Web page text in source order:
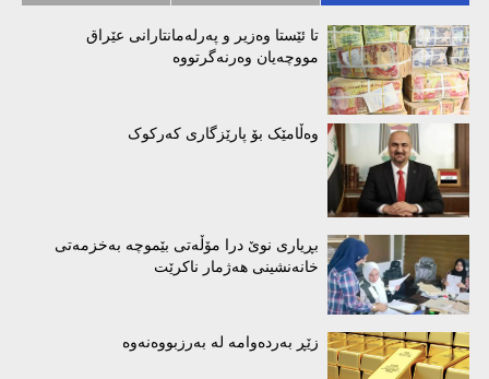
تا ئێستا وەزیر و پەرلەمانتارانی عێراق
مووچەیان وەرنەگرتووە
وەڵامێک بۆ پارێزگاری کەرکوک
بڕیاری نوێ درا مۆڵەتی بێموچە بەخزمەتی
خانەنشینی هەژمار ناکرێت
زێڕ بەردەوامە لە بەرزبووەنەوە